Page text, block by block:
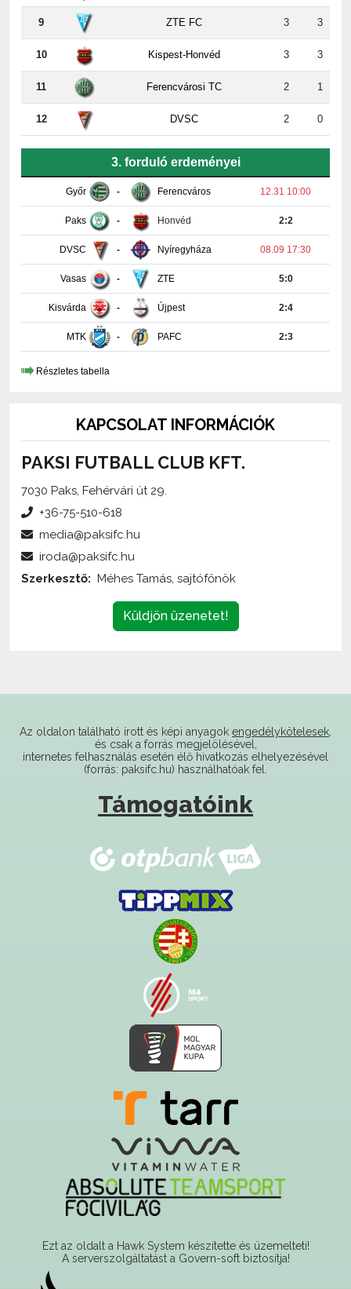
10 Kispest-Honvéd 3 3
11 Ferencvárosi TC 2 1
12 DVSC 2 0
- Ferencváros
Paks Honvéd 2:2
DVSC Nyíregyháza 08.09 17:30
Vasas ZTE 5:0
Kisvárda Újpest 2:4
MTK PAFC 2:3
Részletes tabella
PAKSI FUTBALL CLUB KFT.
7030 Paks, Fehérvári út 29.
Küldjön üzenetet!
internetes felhasználás esetén élő hivatkozás elhelyezésével
(forrás: paksifc.hu) használhatóak fel.
Támogatóink
Ezt az oldalt a Hawk System készítette és üzemelteti!